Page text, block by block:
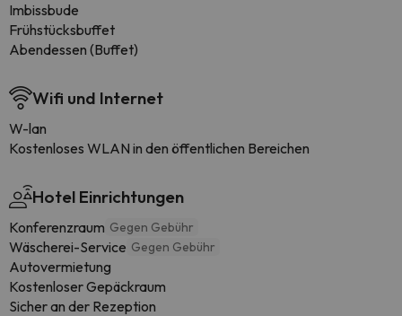
Imbissbude
Frühstücksbuffet
Abendessen (Buffet)
Wifi und Internet
W-lan
Kostenloses WLAN in den öffentlichen Bereichen
Hotel Einrichtungen
Konferenzraum Gegen Gebühr
Wäscherei-Service Gegen Gebühr
Autovermietung
Kostenloser Gepäckraum
Sicher an der Rezeption